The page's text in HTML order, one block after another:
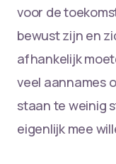
voor de
bewust zijn en
afhankelijk
veel aannames
staan te weinig
eigenlijk mee